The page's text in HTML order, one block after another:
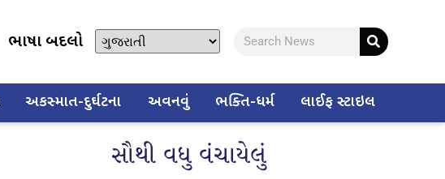
ભાષા બદલો
અકસ્માત-દુર્ઘટના અવનવું ભક્તિ-ધર્મ લાઈફ સ્ટાઇલ
સૌથી વધુ વંચાયેલું